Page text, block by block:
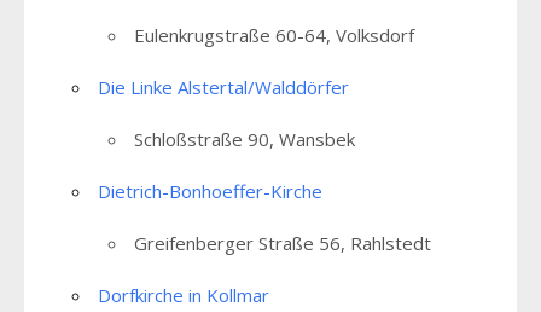
Eulenkrugstraße 60-64, Volksdorf
Die Linke Alstertal/Walddörfer
Schloßstraße 90, Wansbek
Dietrich-Bonhoeffer-Kirche
Greifenberger Straße 56, Rahlstedt
Dorfkirche in Kollmar